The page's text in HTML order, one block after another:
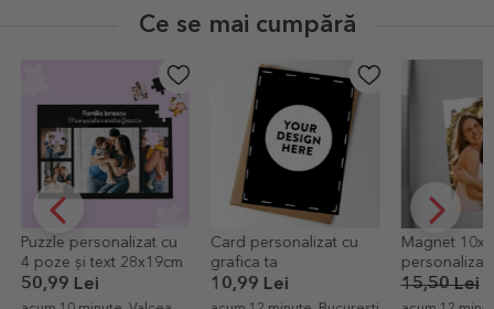
Ce se mai cumpără
Puzzle personalizat cu
4 poze și text 28x19cm
50,99 Lei
Card personalizat cu
grafica ta
10,99 Lei
Magnet
personalizat
15,50 Lei